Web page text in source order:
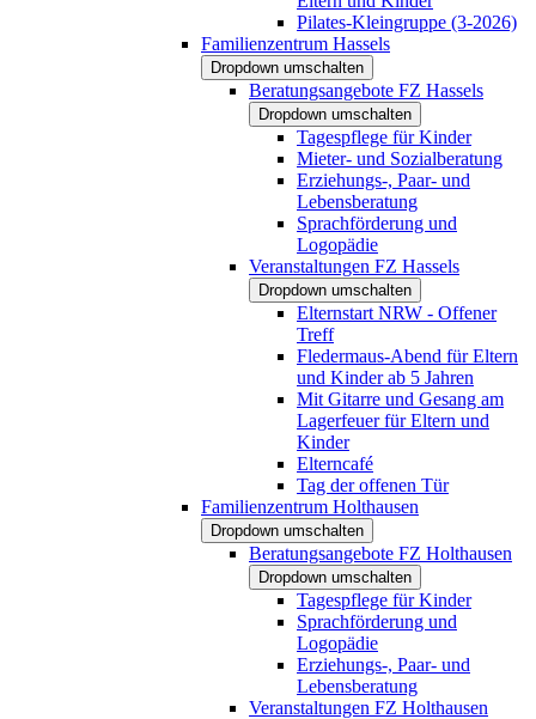
Pilates-Kleingruppe (3-2026)
Familienzentrum Hassels
Dropdown umschalten
Beratungsangebote FZ Hassels
Dropdown umschalten
Tagespflege für Kinder
Mieter- und Sozialberatung
Erziehungs-, Paar- und
Lebensberatung
Sprachförderung und
Logopädie
Veranstaltungen FZ Hassels
Dropdown umschalten
Elternstart NRW - Offener
Treff
Fledermaus-Abend für Eltern
und Kinder ab 5 Jahren
Mit Gitarre und Gesang am
Lagerfeuer für Eltern und
Kinder
Elterncafé
Tag der offenen Tür
Familienzentrum Holthausen
Dropdown umschalten
Beratungsangebote FZ Holthausen
Dropdown umschalten
Tagespflege für Kinder
Sprachförderung und
Logopädie
Erziehungs-, Paar- und
Lebensberatung
Veranstaltungen FZ Holthausen